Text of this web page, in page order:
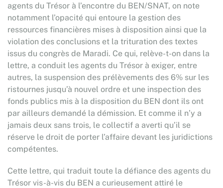
agents du Trésor à l’encontre du BEN/SNAT, on note
notamment l’opacité qui entoure la gestion des
ressources financières mises à disposition ainsi que la
violation des conclusions et la trituration des textes
issus du congrès de Maradi. Ce qui, relève-t-on dans la
lettre, a conduit les agents du Trésor à exiger, entre
autres, la suspension des prélèvements des 6% sur les
ristournes jusqu’à nouvel ordre et une inspection des
fonds publics mis à la disposition du BEN dont ils ont
par ailleurs demandé la démission. Et comme il n’y a
jamais deux sans trois, le collectif a averti qu’il se
réserve le droit de porter l’affaire devant les juridictions
compétentes.
Cette lettre, qui traduit toute la défiance des agents du
Trésor vis-à-vis du BEN a curieusement attiré le